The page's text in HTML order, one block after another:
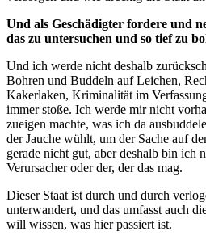
Und als Geschädigter fordere und
das zu untersuchen und so tief zu
Und ich werde nicht deshalb
Bohren und Buddeln auf Leichen,
Kakerlaken, Kriminalität im
immer stoße. Ich werde mir nicht
zueigen machte, was ich da
der Jauche wühlt, um der Sache auf
gerade nicht gut, aber deshalb bin ich
Verursacher oder der, der das mag.
Dieser Staat ist durch und durch
unterwandert, und das umfasst auch
will wissen, was hier passiert ist.